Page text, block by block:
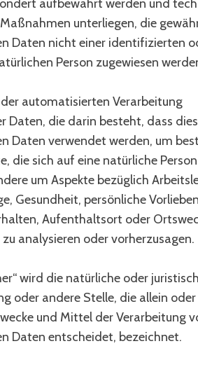
aufbewahrt werden und
unterliegen, die
Daten nicht einer identifizierten
Person zugewiesen
der automatisierten Verarbeitung
Daten, die darin besteht, dass
Daten verwendet werden, um
die sich auf eine natürliche
um Aspekte bezüglich
Gesundheit, persönliche
Aufenthaltsort oder
analysieren oder vorherzusagen.
wird die natürliche oder
oder andere Stelle, die allein
und Mittel der Verarbeitung
Daten entscheidet, bezeichnet.